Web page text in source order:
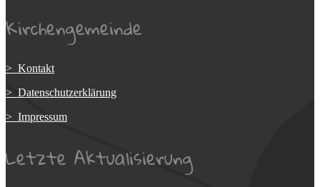
Kirchengemeinde
> Kontakt
> Datenschutzerklärung
> Impressum
Letzte Aktualisierung